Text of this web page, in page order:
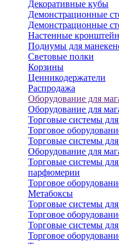
Декоративные кубы
Демонстрационные
Демонстрационные
Настенные
Подиумы для
Световые полки
Корзины
Ценникодержатели
Распродажа
Оборудование для
Оборудование для
Торговые системы
Торговое
Торговые системы
Оборудование для
Торговые системы
парфюмерии
Торговое
Метабоксы
Торговые системы
Торговое
Торговые системы
Торговое